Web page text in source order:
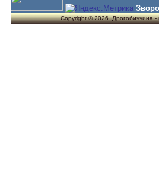
Copyright © 2026. Дрогобиччина -